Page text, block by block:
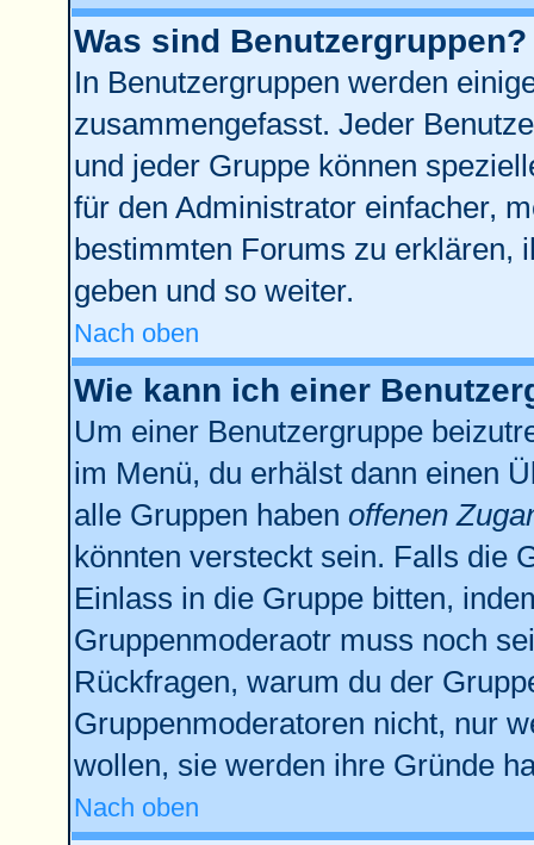
Was sind Benutzergruppen?
In Benutzergruppen werden
zusammengefasst. Jeder
und jeder Gruppe können
für den Administrator einfacher,
bestimmten Forums zu erklären,
geben und so weiter.
Nach oben
Wie kann ich einer
Um einer Benutzergruppe
im Menü, du erhälst dann einen
alle Gruppen haben offenen
könnten versteckt sein. Falls die
Einlass in die Gruppe bitten,
Gruppenmoderaotr muss noch
Rückfragen, warum du der
Gruppenmoderatoren nicht, nur
wollen, sie werden ihre Gründe
Nach oben